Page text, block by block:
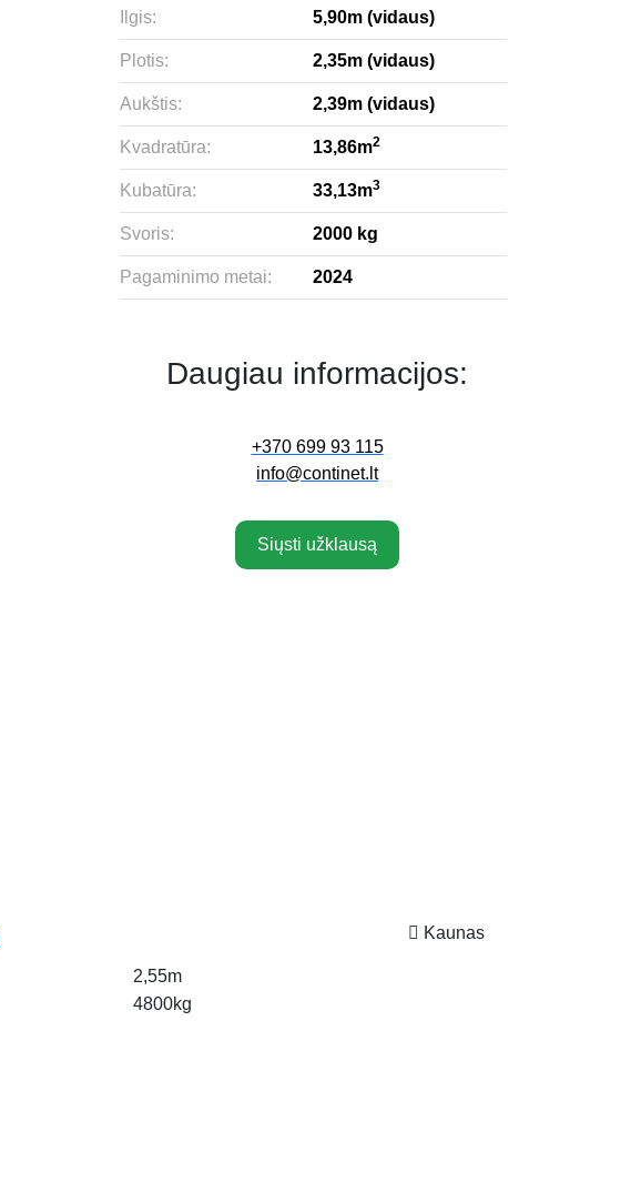
Ilgis: 5,90m (vidaus)
Plotis: 2,35m (vidaus)
Aukštis: 2,39m (vidaus)
Kvadratūra: 13,86m2
Kubatūra: 33,13m3
Svoris: 2000 kg
Pagaminimo metai: 2024
Daugiau informacijos:
+370 699 93 115
info@continet.lt
Siųsti užklausą
Kaunas
2,55m
4800kg